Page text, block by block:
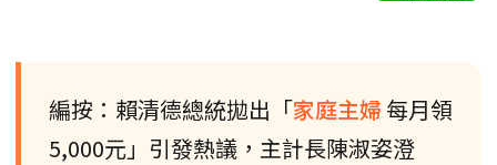
編按：賴清德總統拋出「家庭主婦 每月領
5,000元」引發熱議，主計長陳淑姿澄